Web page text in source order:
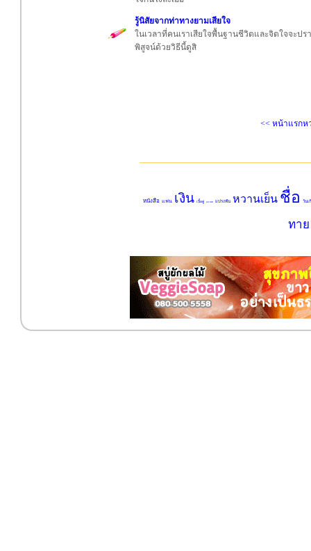
รู้นิสัยจากท่าทางยามเสียใจ
ในเวลาที่คนเราเสียใจพื้นฐานชีวิตและจิตใจจะป
พิสูจน์ด้วยวิธีนี้ดูสิ
<< หน้าแรกห
หนังสือ แฟน เงิน เนื้อคู่ อนาคต แปรงฟัน หวานเย็น ชื่อ วันเ
ทาย